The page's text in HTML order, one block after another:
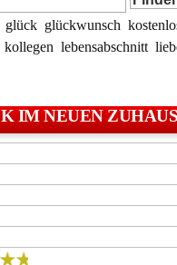
glück glückwunsch
kollegen lebensabschnitt
IM NEUEN